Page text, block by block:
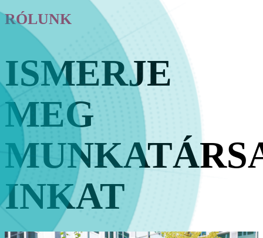
RÓLUNK
ISMERJE
MEG
INKAT